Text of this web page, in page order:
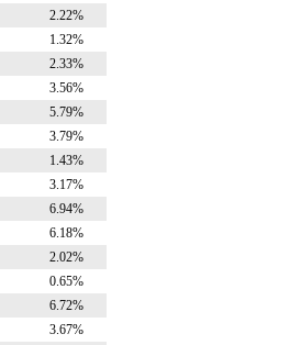
2.22%
1.32%
2.33%
3.56%
5.79%
3.79%
1.43%
3.17%
6.94%
6.18%
2.02%
0.65%
6.72%
3.67%